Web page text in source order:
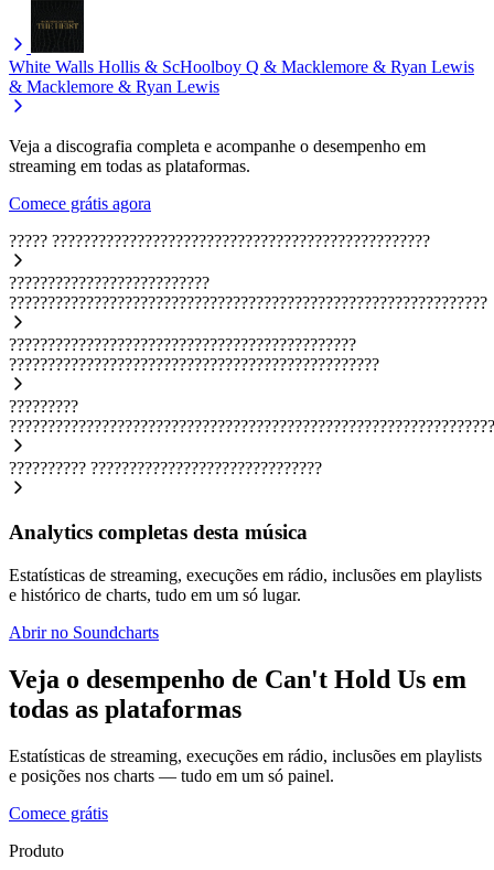
White Walls Hollis & ScHoolboy Q & Macklemore & Ryan Lewis
& Macklemore & Ryan Lewis
Veja a discografia completa e acompanhe o desempenho em
streaming em todas as plataformas.
Comece grátis agora
????? ?????????????????????????????????????????????????
??????????????????????????
??????????????????????????????????????????????????????????????
?????????????????????????????????????????????
????????????????????????????????????????????????
?????????
?????????? ??????????????????????????????
Analytics completas desta música
Estatísticas de streaming, execuções em rádio, inclusões em playlists
e histórico de charts, tudo em um só lugar.
Abrir no Soundcharts
Veja o desempenho de Can't Hold Us em
todas as plataformas
Estatísticas de streaming, execuções em rádio, inclusões em playlists
e posições nos charts — tudo em um só painel.
Comece grátis
Produto